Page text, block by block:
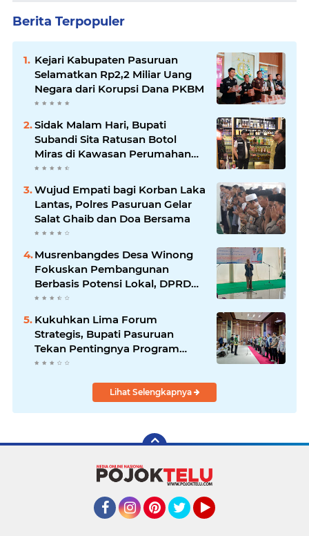
Berita Terpopuler
Kejari Kabupaten Pasuruan
Selamatkan Rp2,2 Miliar Uang
Negara dari Korupsi Dana PKBM
Sidak Malam Hari, Bupati
Subandi Sita Ratusan Botol
Miras di Kawasan Perumahan
Sidoarjo
Wujud Empati bagi Korban Laka
Lantas, Polres Pasuruan Gelar
Salat Ghaib dan Doa Bersama
Musrenbangdes Desa Winong
Fokuskan Pembangunan
Berbasis Potensi Lokal, DPRD
Optimistis Meski Dihantam
Efisiensi Anggaran
Kukuhkan Lima Forum
Strategis, Bupati Pasuruan
Tekan Pentingnya Program
Nyata untuk Rakyat
Lihat Selengkapnya